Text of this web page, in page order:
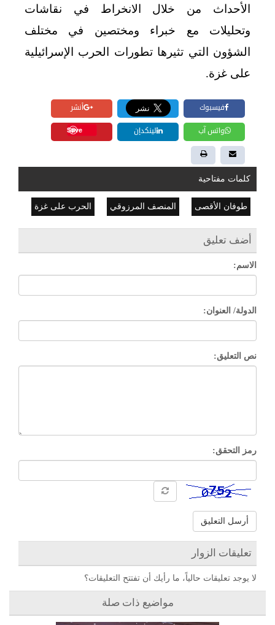
الأحداث من خلال الانخراط في نقاشات
وتحليلات مع خبراء ومختصين في مختلف
الشؤون التي تثيرها تطورات الحرب الإسرائيلية
على غزة.
فيسبوك أنشر
واتس آب لينكدإن Save
كلمات مفتاحية
طوفان الأقصى المنصف المرزوقي الحرب على غزة
أضف تعليق
الاسم:
الدولة/ العنوان:
نص التعليق:
رمز التحقق:
أرسل التعليق
تعليقات الزوار
لا يوجد تعليقات حالياً، ما رأيك أن تفتتح التعليقات؟
مواضيع ذات صلة